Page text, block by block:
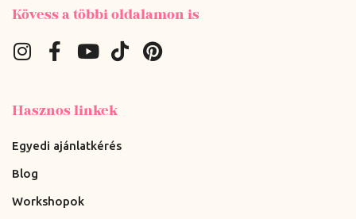
Kövess a többi oldalamon is
Hasznos linkek
Egyedi ajánlatkérés
Blog
Workshopok